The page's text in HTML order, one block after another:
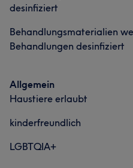
desinfiziert
Behandlungsmaterialien
Behandlungen desinfiziert
Allgemein
Haustiere erlaubt
kinderfreundlich
LGBTQIA+